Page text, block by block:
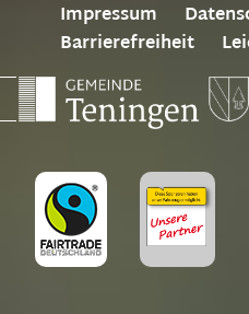
Impressum
Barrierefreiheit